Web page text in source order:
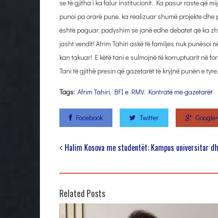
se të gjitha i ka falur institucionit. Ka pasur raste që
punoi pa orarë pune, ka realizuar shumë projekte
është paguar, padyshim se janë edhe debatet që ka
jasht vendit! Afrim Tahiri askë të familjes nuk punësoi
kan takuar! E këtë tani e sulmojnë të korruptuarit në
Tani të gjithë presin që gazetarët të kryjnë punën e tyre.
Tags: Afrim Tahiri, BFI e RMV, Kontratë me gazetarët
Facebook Twitter
Halim Kosova me studentët: Kampus universitar
Related Posts